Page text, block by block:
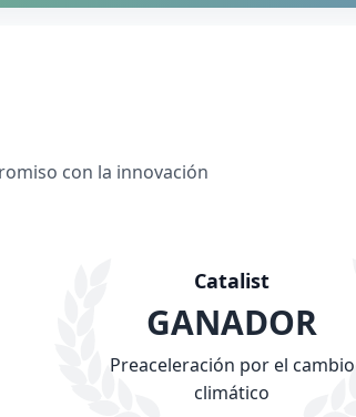
con la innovación
Catalist
GANADOR
Preaceleración por el cambio
climático